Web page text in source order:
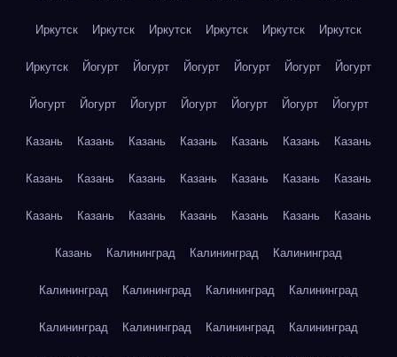
Иркутск Иркутск Иркутск Иркутск Иркутск Иркутск
Иркутск Йогурт Йогурт Йогурт Йогурт Йогурт Йогурт
Йогурт Йогурт Йогурт Йогурт Йогурт Йогурт Йогурт
Казань Казань Казань Казань Казань Казань Казань
Казань Казань Казань Казань Казань Казань Казань
Казань Казань Казань Казань Казань Казань Казань
Казань Калининград Калининград Калининград
Калининград Калининград Калининград Калининград
Калининград Калининград Калининград Калининград